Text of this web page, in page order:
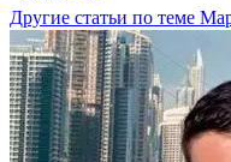
Другие статьи по теме